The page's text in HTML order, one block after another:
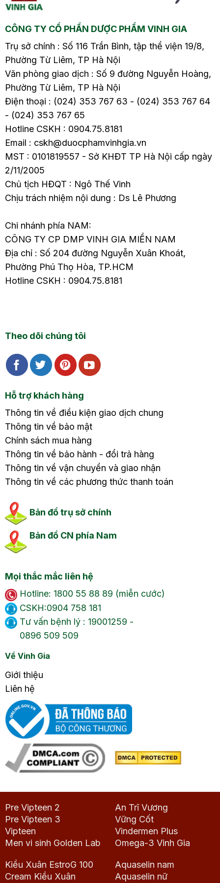
những thực phẩm…
những thực phẩm…
CÔNG TY CỔ PHẦN DƯỢC PHẨM VINH GIA
Trụ sở chính : Số 116 Trần Bình, tập thể viện 19/8,
Phường Từ Liêm, TP Hà Nội
Văn phòng giao dịch : Số 9 đường Nguyễn Hoàng,
Phường Từ Liêm, TP Hà Nội
Điện thoại : (024) 353 767 63 - (024) 353 767 64
- (024) 353 767 65
Hotline CSKH : 0904.75.8181
Email : cskh@duocphamvinhgia.vn
MST : 0101819557 - Sở KHĐT TP Hà Nội cấp ngày
2/11/2005
Chủ tịch HĐQT : Ngô Thế Vinh
Chịu trách nhiệm nội dung : Ds Lê Phương
Chi nhánh phía NAM:
CÔNG TY CP DMP VINH GIA MIỀN NAM
Địa chỉ : Số 204 đường Nguyễn Xuân Khoát,
Phường Phú Thọ Hòa, TP.HCM
Hotline CSKH : 0904.75.8181
Theo dõi chúng tôi
Hỗ trợ khách hàng
Thông tin về điều kiện giao dịch chung
Thông tin về bảo mật
Chính sách mua hàng
Thông tin về bảo hành - đổi trả hàng
Thông tin về vận chuyển và giao nhận
Thông tin về các phương thức thanh toán
Bản đồ trụ sở chính
Bản đồ CN phía Nam
Mọi thắc mắc liên hệ
Hotline: 1800 55 88 89 (miễn cước)
CSKH:0904 758 181
Tư vấn bệnh lý : 19001259 -
0896 509 509
Về Vinh Gia
Giới thiệu
Liên hệ
Pre Vipteen 2
Pre Vipteen 3
Vipteen
Men vi sinh Golden Lab
An Trĩ Vương
Vững Cốt
Vindermen Plus
Omega-3 Vinh Gia
Kiều Xuân EstroG 100
Cream Kiều Xuân
Aquaselin nam
Aquaselin nữ